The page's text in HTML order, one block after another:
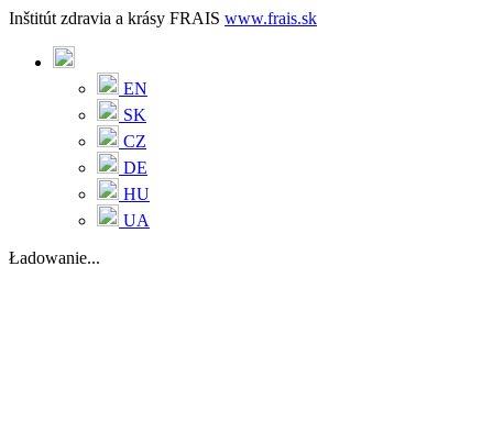
Inštitút zdravia a krásy FRAIS www.frais.sk
EN
SK
CZ
DE
HU
UA
Ładowanie...